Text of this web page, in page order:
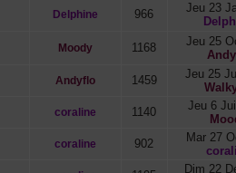
Delphine 966
Jeu 23
Moody 1168
Jeu 25
Andyflo 1459
Jeu 25
coraline 1140
Jeu 6
coraline 902
Mar 27
Dim 22